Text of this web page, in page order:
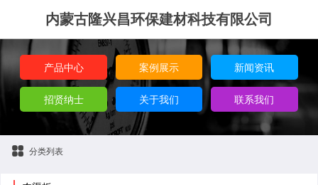
内蒙古隆兴昌环保建材科技有限公司
产品中心 案例展示 新闻资讯
招贤纳士 关于我们 联系我们
分类列表